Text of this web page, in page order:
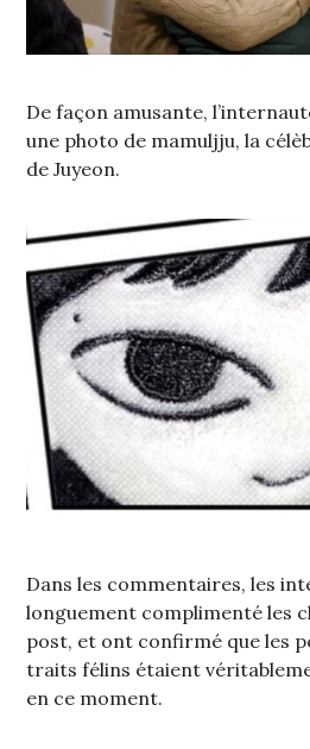
De façon amusante,
une photo de mamuljju, la
de Juyeon.
Dans les commentaires, les
longuement complimenté les
post, et ont confirmé que les
traits félins étaient
en ce moment.